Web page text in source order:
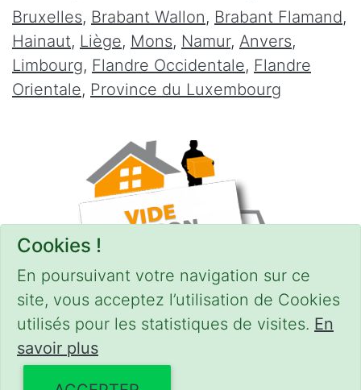
Cookies !
En poursuivant votre navigation sur ce
site, vous acceptez l’utilisation de Cookies
utilisés pour les statistiques de visites. En
savoir plus
Bruxelles, Brabant Wallon, Brabant Flamand,
Hainaut, Liège, Mons, Namur, Anvers,
Limbourg, Flandre Occidentale, Flandre
Orientale, Province du Luxembourg
CONDITIONS-